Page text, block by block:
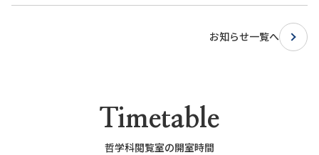
お知らせ一覧へ
Timetable
哲学科閲覧室の開室時間